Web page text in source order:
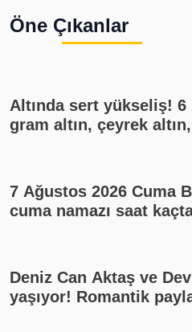
Öne Çıkanlar
Altında sert yükseliş! 6 Ağustos Perşembe
gram altın, çeyrek
7 Ağustos 2026 Cuma
cuma namazı saat
Deniz Can Aktaş ve
yaşıyor! Romantik